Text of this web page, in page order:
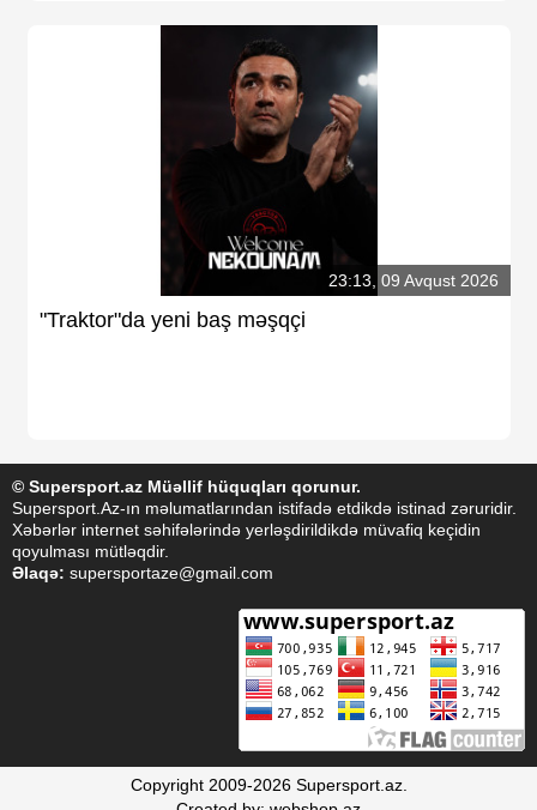
23:13, 09 Avqust 2026
"Traktor"da yeni baş məşqçi
© Supersport.az Müəllif hüquqları qorunur.
Supersport.Az-ın məlumatlarından istifadə etdikdə istinad zəruridir.
Xəbərlər internet səhifələrində yerləşdirildikdə müvafiq keçidin
qoyulması mütləqdir.
Əlaqə: supersportaze@gmail.com
Copyright 2009-2026 Supersport.az.